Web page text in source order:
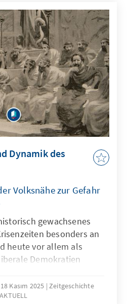
wie diese
Folgen für Auftrag,
der Bundeswehr haben.
Frage, wie
ihre
Handlungsfähigkeit
und
sichern
Dynamik des
Volksnähe zur Gefahr
gewachsenes
besonders an
heute vor allem als
Demokratien
Aktuell, dass nur
und
18 Kasım 2025 Zeitgeschichte
AKTUELL